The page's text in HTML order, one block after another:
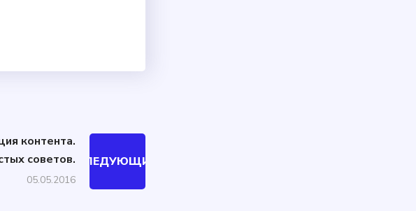
контента.
советов.
05.05.2016
СЛЕДУЮЩИЙ